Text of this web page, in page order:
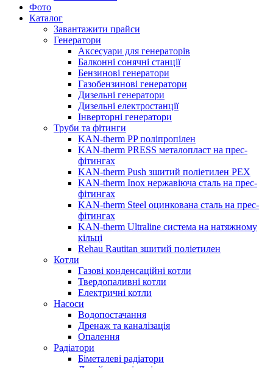
Фото
Каталог
Завантажити прайси
Генератори
Аксесуари для генераторів
Балконні сонячні станції
Бензинові генератори
Газобензинові генератори
Дизельні генератори
Дизельні електростанції
Інверторні генератори
Труби та фітинги
KAN-therm PP поліпропілен
KAN-therm PRESS металопласт на прес-
фітингах
KAN-therm Push зшитий поліетилен PEX
KAN-therm Inox нержавіюча сталь на прес-
фітингах
KAN-therm Steel оцинкована сталь на прес-
фітингах
KAN-therm Ultraline система на натяжному
кільці
Rehau Rautitan зшитий поліетилен
Котли
Газові конденсаційні котли
Твердопаливні котли
Електричні котли
Насоси
Водопостачання
Дренаж та каналізація
Опалення
Радіатори
Біметалеві радіатори